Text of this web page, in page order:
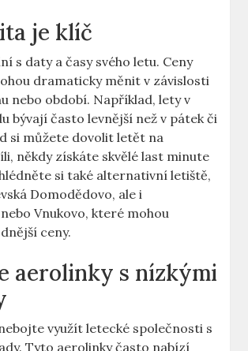
je klíč
s daty a časy svého letu. Ceny
dramaticky měnit v závislosti
nebo období. Například, lety v
bývají často levnější než v pátek či
si můžete dovolit letět na
někdy získáte skvělé last minute
si také alternativní letiště,
Domodědovo, ale i
Vnukovo, které mohou
ceny.
aerolinky s nízkými
využít letecké společnosti s
Tyto aerolinky často nabízí